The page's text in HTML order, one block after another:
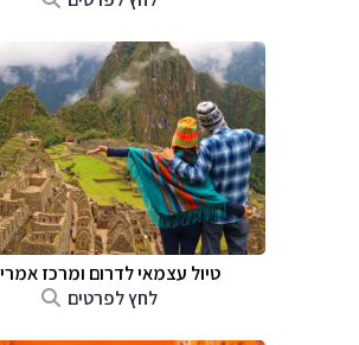
טיול עצמאי לדרום ומרכז
לחץ לפרטים